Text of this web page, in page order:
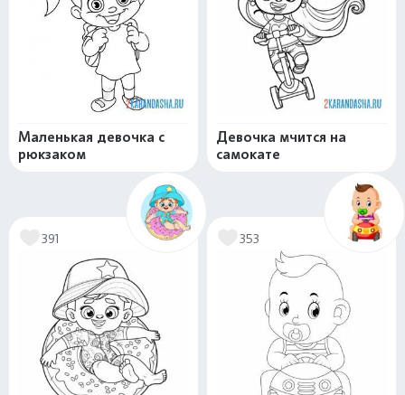
Маленькая девочка с
рюкзаком
Девочка мчится на
самокате
391 353